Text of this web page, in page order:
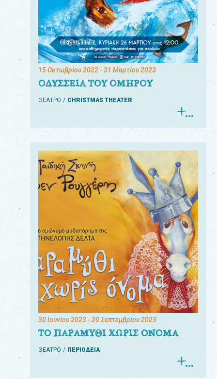
15 Οκτωβρίου 2022- 31 Μαρτίου 2023
ΟΔΥΣΣΕΙΑ ΤΟΥ ΟΜΗΡΟΥ
ΘΕΑΤΡΟ CHRISTMAS THEATER
30 Ιουνίου 2023- 20 Σεπτεμβρίου 2023
ΤΟ ΠΑΡΑΜΥΘΙ ΧΩΡΙΣ ΟΝΟΜΑ
ΘΕΑΤΡΟ ΠΕΡΙΟΔΕΙΑ